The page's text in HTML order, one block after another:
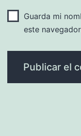
Guarda mi
este